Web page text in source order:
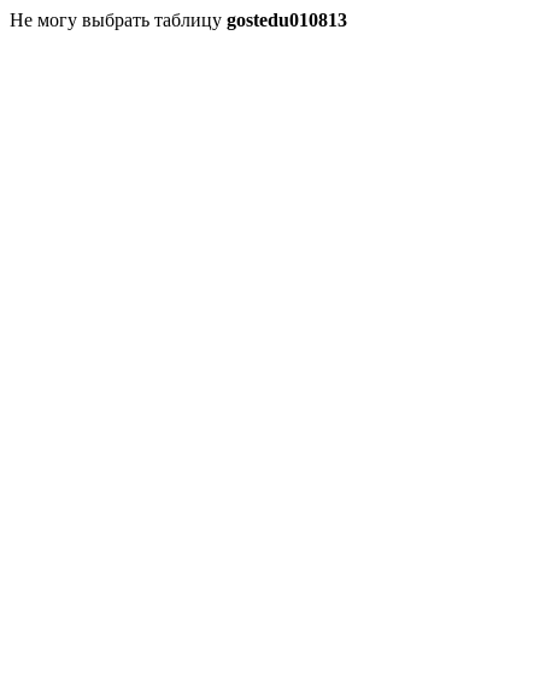
Не могу выбрать таблицу gostedu010813